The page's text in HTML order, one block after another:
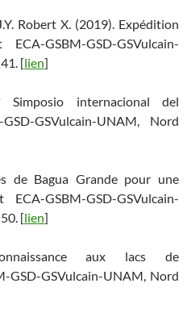
Robert X. (2019). Expédition
GSBM-GSD-GSVulcain-
[lien]
Simposio internacional del
GSVulcain-UNAM, Nord
de Bagua Grande pour une
GSBM-GSD-GSVulcain-
[lien]
aux lacs de
GSD-GSVulcain-UNAM, Nord